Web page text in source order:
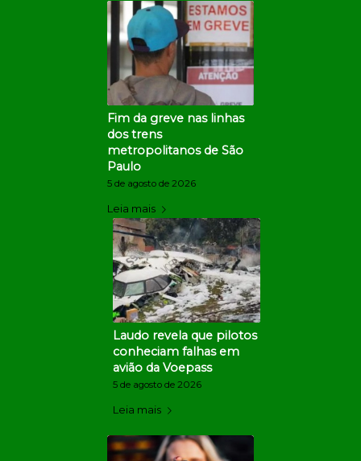
Fim da greve nas linhas
dos trens
metropolitanos de São
Paulo
5 de agosto de 2026
Leia mais
Laudo revela que pilotos
conheciam falhas em
avião da Voepass
5 de agosto de 2026
Leia mais